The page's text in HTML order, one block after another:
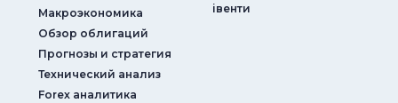
Макроэкономика
Обзор облигаций
Прогнозы и стратегия
Технический анализ
Forex аналитика
iвенти